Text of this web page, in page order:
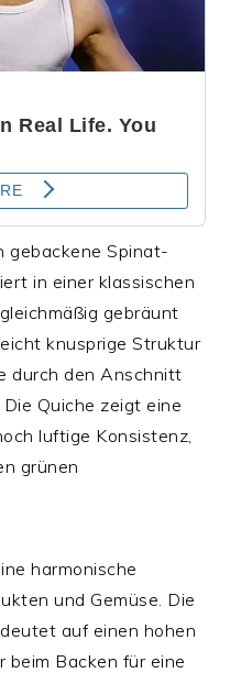
gebackene Spinat-
in einer klassischen
gebräunt
knusprige Struktur
durch den Anschnitt
Quiche zeigt eine
luftige Konsistenz,
grünen
harmonische
und Gemüse. Die
auf einen hohen
beim Backen für eine